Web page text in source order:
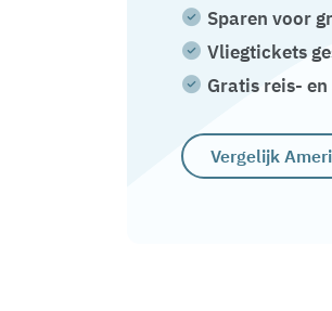
Sparen voor
Vliegtickets
Gratis reis-
Vergelijk